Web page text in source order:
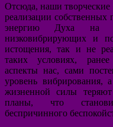
Отсюда, наши творческие
реализации
энергию Духа на
низковибрирующих и
истощения, так и не
таких условиях,
аспекты нас, сами
уровень вибрирования,
жизненной силы
планы, что
беспричинного